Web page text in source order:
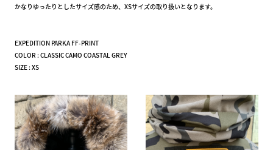
かなりゆったりとしたサイズ感のため、XSサイズの取り扱いとなります。
EXPEDITION PARKA FF-PRINT
COLOR : CLASSIC CAMO COASTAL GREY
SIZE : XS